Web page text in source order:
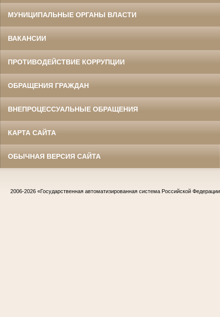
МУНИЦИПАЛЬНЫЕ ОРГАНЫ ВЛАСТИ
ВАКАНСИИ
ПРОТИВОДЕЙСТВИЕ КОРРУПЦИИ
ОБРАЩЕНИЯ ГРАЖДАН
ВНЕПРОЦЕССУАЛЬНЫЕ ОБРАЩЕНИЯ
КАРТА САЙТА
ОБЫЧНАЯ ВЕРСИЯ САЙТА
2006-2026 «Государственная автоматизированная система Российской